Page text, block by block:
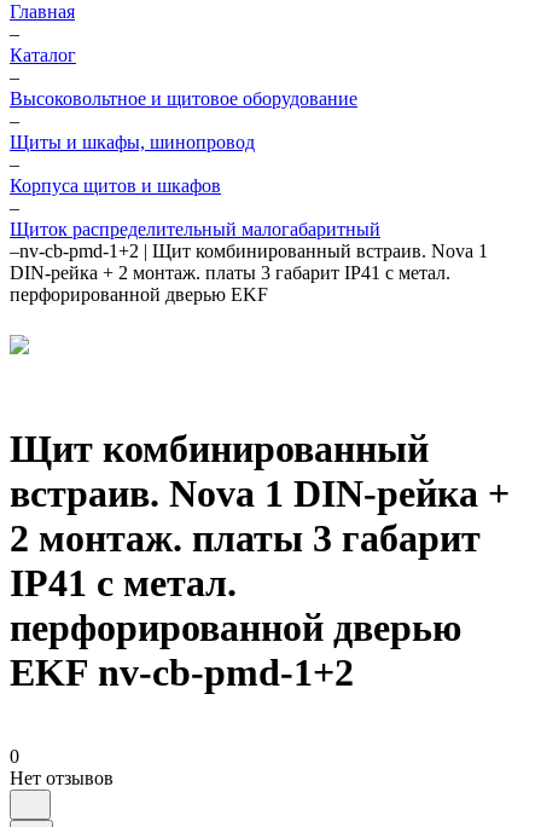
Главная
–
Каталог
–
Высоковольтное и щитовое оборудование
–
Щиты и шкафы, шинопровод
–
Корпуса щитов и шкафов
–
Щиток распределительный малогабаритный
–nv-cb-pmd-1+2 | Щит комбинированный встраив. Nova 1
DIN-рейка + 2 монтаж. платы 3 габарит IP41 с метал.
перфорированной дверью EKF
Щит комбинированный
встраив. Nova 1 DIN-рейка +
2 монтаж. платы 3 габарит
IP41 с метал.
перфорированной дверью
EKF nv-cb-pmd-1+2
0
Нет отзывов